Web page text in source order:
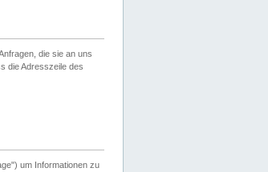
die sie an uns
die Adresszeile des
um Informationen zu